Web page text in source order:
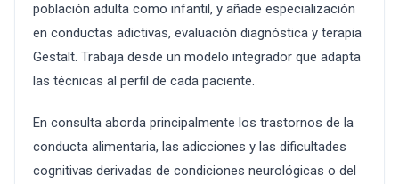
población adulta como infantil, y añade especialización
en conductas adictivas, evaluación diagnóstica y terapia
Gestalt. Trabaja desde un modelo integrador que adapta
las técnicas al perfil de cada paciente.
En consulta aborda principalmente los trastornos de la
conducta alimentaria, las adicciones y las dificultades
cognitivas derivadas de condiciones neurológicas o del